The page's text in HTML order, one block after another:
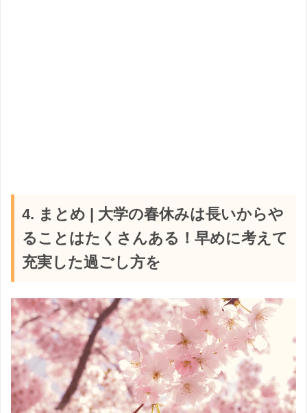
4. まとめ | 大学の春休みは長いからや
ることはたくさんある！早めに考えて
充実した過ごし方を